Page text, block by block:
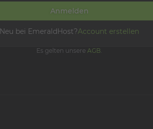
Anmelden
Neu bei EmeraldHost?Account erstellen
Es gelten unsere AGB.